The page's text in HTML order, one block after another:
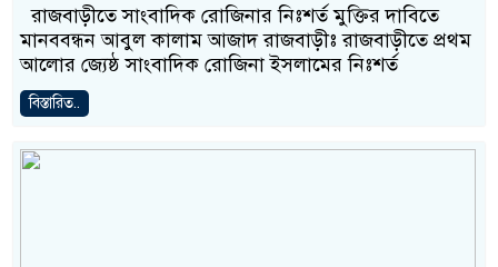
রাজবাড়ীতে সাংবাদিক রোজিনার নিঃশর্ত মুক্তির দাবিতে
মানববন্ধন আবুল কালাম আজাদ রাজবাড়ীঃ রাজবাড়ীতে প্রথম
আলোর জ্যেষ্ঠ সাংবাদিক রোজিনা ইসলামের নিঃশর্ত
বিস্তারিত..